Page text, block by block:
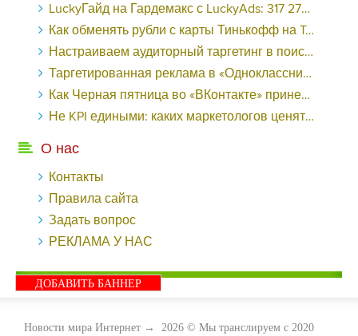
LuckyГайд на Гардемакс с LuckyAds: 317 279 рублей за 10 дней - «Надо знать»
Как обменять рубли с карты Тинькофф на Tether ERC20 (USDT)?
Настраиваем аудиторный таргетинг в поисковой кампании Google Ads - «Заработок»
Таргетированная реклама в «Одноклассниках»: как ее настроить и нужно ли - «Заработок»
Как Черная пятница во «ВКонтакте» принесла магазину подарков 221 продажу по цене 38 рублей - «Заработок»
Не KPI едиными: каких маркетологов ценят - «Заработок»
О нас
Контакты
Правила сайта
Задать вопрос
РЕКЛАМА У НАС
ДОБАВИТЬ БАННЕР
Новости мира Интернет → 2026 © Мы транслируем с 2020